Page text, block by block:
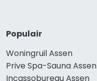
Populair
Woningruil Assen
Prive Spa-Sauna Assen
Incassobureau Assen